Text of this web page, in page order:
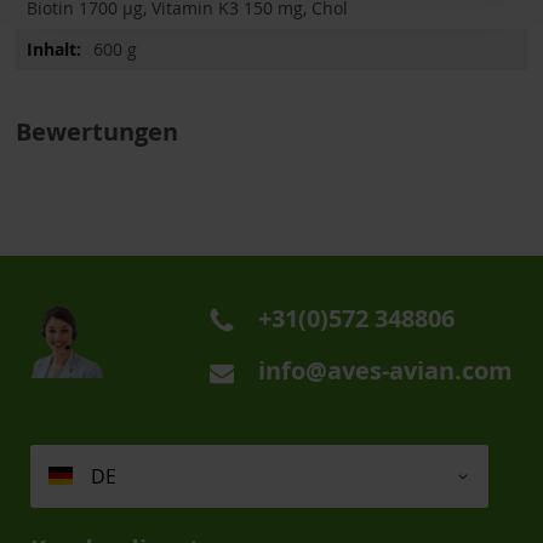
Biotin 1700 µg, Vitamin K3 150 mg, Chol
600 g
Bewertungen
+31(0)572 348806
info@aves-avian.com
DE